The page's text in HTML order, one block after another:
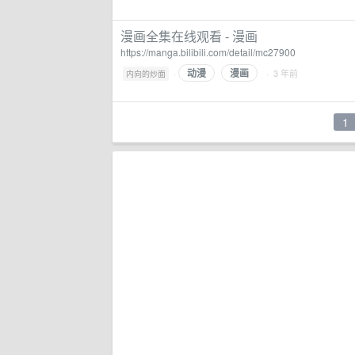
漫画全集在线观看 - 漫画
https://manga.bilibili.com/detail/mc27900
内向的炒面 · 动漫 漫画 · 3 年前
1